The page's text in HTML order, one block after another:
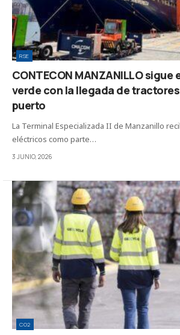
RSE
CONTECON MANZANILLO
verde con la llegada de
puerto
La Terminal Especializada II de Manzanillo
eléctricos como parte…
3 JUNIO, 2026
CO2